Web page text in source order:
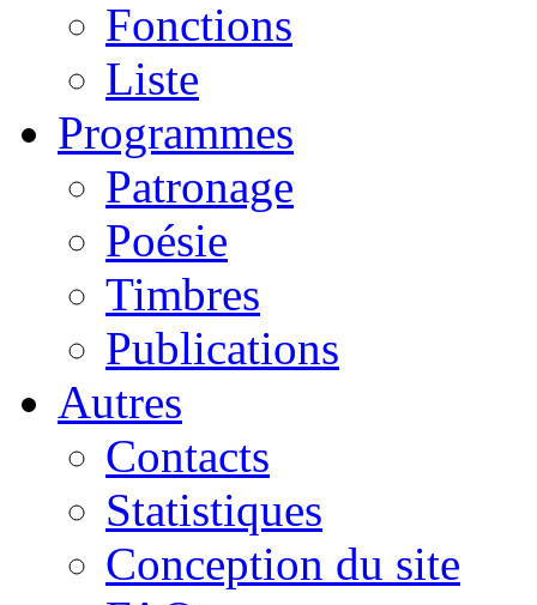
Fonctions
Liste
Programmes
Patronage
Poésie
Timbres
Publications
Autres
Contacts
Statistiques
Conception du site